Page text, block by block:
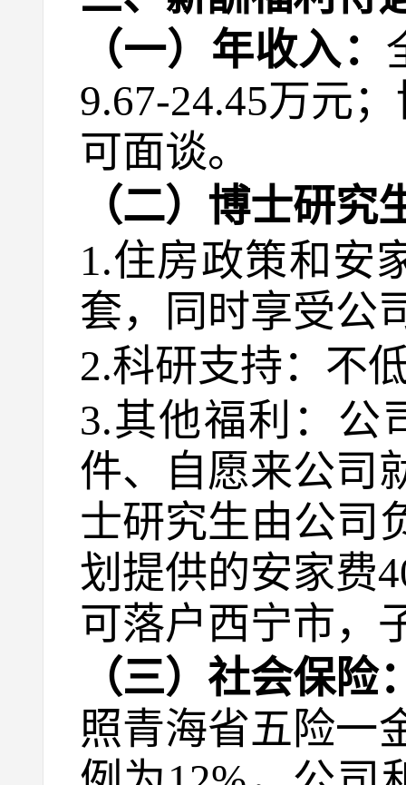
（一）年收入：
9.67-24.45万元
可面谈。
（二）博士研究
1.住房政策和安
套，同时享受公
2.科研支持：不
3.其他福利：公
件、自愿来公司
士研究生由公司
划提供的安家费
可落户西宁市，
（三）社会保险
照青海省五险一